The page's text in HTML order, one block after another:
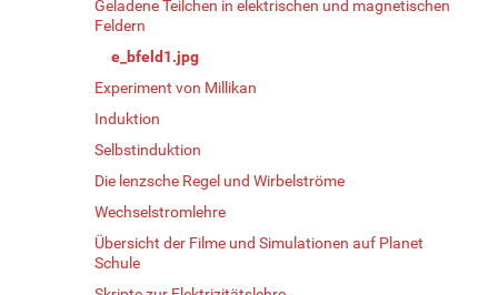
Geladene Teilchen in elektrischen und magnetischen
Feldern
e_bfeld1.jpg
Experiment von Millikan
Induktion
Selbstinduktion
Die lenzsche Regel und Wirbelströme
Wechselstromlehre
Übersicht der Filme und Simulationen auf Planet
Schule